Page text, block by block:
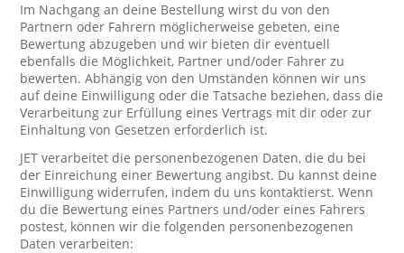
Im Nachgang an deine Bestellung wirst du von den
Partnern oder Fahrern möglicherweise gebeten, eine
Bewertung abzugeben und wir bieten dir eventuell
ebenfalls die Möglichkeit, Partner und/oder Fahrer zu
bewerten. Abhängig von den Umständen können wir uns
auf deine Einwilligung oder die Tatsache beziehen, dass die
Verarbeitung zur Erfüllung eines Vertrags mit dir oder zur
Einhaltung von Gesetzen erforderlich ist.
JET verarbeitet die personenbezogenen Daten, die du bei
der Einreichung einer Bewertung angibst. Du kannst deine
Einwilligung widerrufen, indem du uns kontaktierst. Wenn
du die Bewertung eines Partners und/oder eines Fahrers
postest, können wir die folgenden personenbezogenen
Daten verarbeiten: